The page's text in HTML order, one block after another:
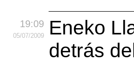
19:09
05/07/2009
Eneko
detrás